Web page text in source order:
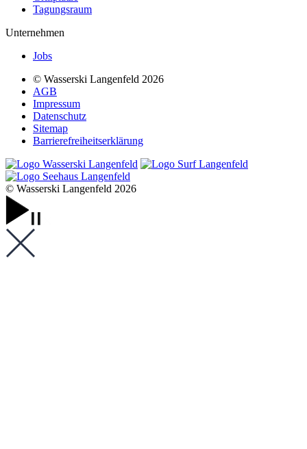
Tagungsraum
Unternehmen
Jobs
© Wasserski Langenfeld 2026
AGB
Impressum
Datenschutz
Sitemap
Barrierefreiheits­erklärung
© Wasserski Langenfeld 2026